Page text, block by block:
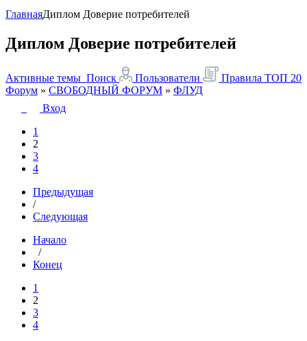
ГлавнаяДиплом Доверие потребителей
Диплом Доверие потребителей
Активные темы Поиск Пользователи Правила ТОП 20
Форум » СВОБОДНЫЙ ФОРУМ » ФЛУД
Вход
1
2
3
4
Предыдущая
/
Следующая
Начало
/
Конец
1
2
3
4